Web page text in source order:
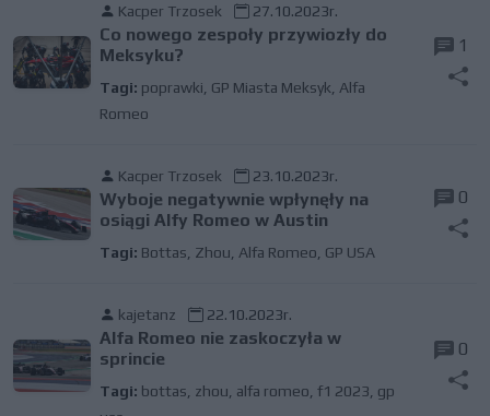
Kacper Trzosek 27.10.2023r.
Co nowego zespoły przywiozły do
Meksyku?
Tagi: poprawki GP Miasta Meksyk Alfa
Romeo
1
Kacper Trzosek 23.10.2023r.
Wyboje negatywnie wpłynęły na
osiągi Alfy Romeo w Austin
Tagi: Bottas Zhou Alfa Romeo GP USA
0
kajetanz 22.10.2023r.
Alfa Romeo nie zaskoczyła w
sprincie
Tagi: bottas zhou alfa romeo f1 2023 gp
0